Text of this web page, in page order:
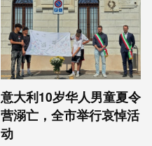
意大利10岁华人男童夏令
营溺亡，全市举行哀悼活
动